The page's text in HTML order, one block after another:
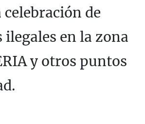
de
en la zona
y otros puntos